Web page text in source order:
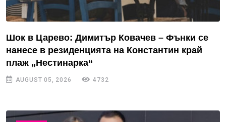
Шок в Царево: Димитър Ковачев – Фънки се
нанесе в резиденцията на Константин край
плаж „Нестинарка“
AUGUST 05, 2026 4732